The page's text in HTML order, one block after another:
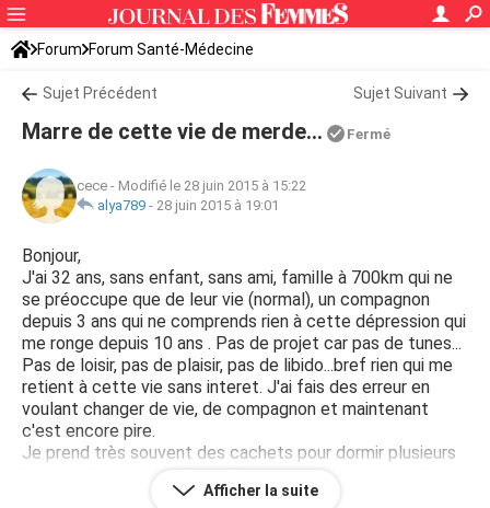
Forum Forum Santé-Médecine
Symptômes et maladies courantes
Sujet Précédent Sujet Suivant
Marre de cette vie de merde... Fermé
cece - Modifié le 28 juin 2015 à 15:22
alya789 - 28 juin 2015 à 19:01
Bonjour,
J'ai 32 ans, sans enfant, sans ami, famille à 700km qui ne
se préoccupe que de leur vie (normal), un compagnon
depuis 3 ans qui ne comprends rien à cette dépression qui
me ronge depuis 10 ans . Pas de projet car pas de tunes...
Pas de loisir, pas de plaisir, pas de libido...bref rien qui me
retient à cette vie sans interet. J'ai fais des erreur en
voulant changer de vie, de compagnon et maintenant
c'est encore pire.
Je prend très souvent des cachets pour dormir plusieurs
heures plusieurs jours jusqu'à ce que mon coeur veuille
bien lâché...ce que je souhaite. Je n'ai jamais été heureuse
Afficher la suite